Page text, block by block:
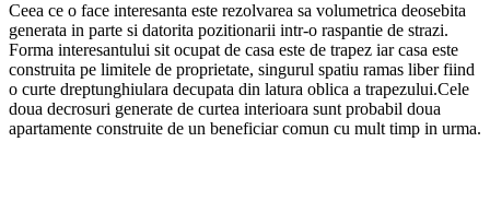
Ceea ce o face interesanta este rezolvarea sa volumetrica deosebita
generata in parte si datorita pozitionarii intr-o raspantie de strazi.
Forma interesantului sit ocupat de casa este de trapez iar casa este
construita pe limitele de proprietate, singurul spatiu ramas liber fiind
o curte dreptunghiulara decupata din latura oblica a trapezului.Cele
doua decrosuri generate de curtea interioara sunt probabil doua
apartamente construite de un beneficiar comun cu mult timp in urma.